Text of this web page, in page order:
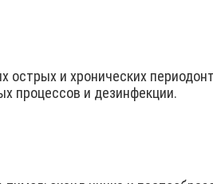
острых и хронических
процессов и дезинфекции.